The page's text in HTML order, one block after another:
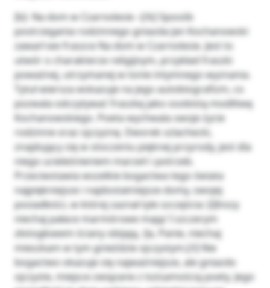
[b]- Na dom w Czarnolesie –[/b] Sposób
postrzegania rodzinnego gniazda Jan Kochanowski
zawarł we fraszce Na dom w Czarnolesie. Jest to
utwór o charakterze religijnym, przykład fraszki
poważnej, utrzymanej w tonie intymnego wyznania.
Tytuł wiersza wskazuje na jego autobiografizm, co
pozwala odczytywać fraszkę jako osobistą modlitwę
Kochanowskiego. Poeta wychwala swoje życie
rodzinne oraz ojczyznę. Dworek szlachecki,
znajdujący się w otoczeniu pięknej przyrody, jest dla
niego ucieleśnieniem marzeń i potrzeb.
Przeciwstawia wszelkie bogactwa tego świata
najpiękniejsze i najdostatniejsze domy, swojej
posiadłości, w której zaznał tyle szczęścia: [i]Inszy
niechaj pałace marmórowe mają/ I szczerym
złotogłowem ściany obijają, /Ja, Panie, niechaj
mieszkam w tym gnieździe ojczystym.[/i] Nie
bogactwo okazuje się najważniejsze, ale gniazdo
ojczyste, miejsce związane z tożsamością poety. Jego